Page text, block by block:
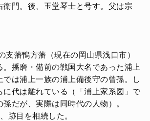
衛門。後、玉堂琴士と号す。父は宗
支藩鴨方藩（現在の岡山県浅口市）
。播磨・備前の戦国大名であった浦上
では浦上一族の浦上備後守の曾孫。し
に代は離れている（「浦上家系図」で
だが、実際は同時代の人物）。
跡目を相続した。